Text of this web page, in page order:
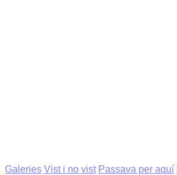
Galeries Vist i no vist Passava per aquí